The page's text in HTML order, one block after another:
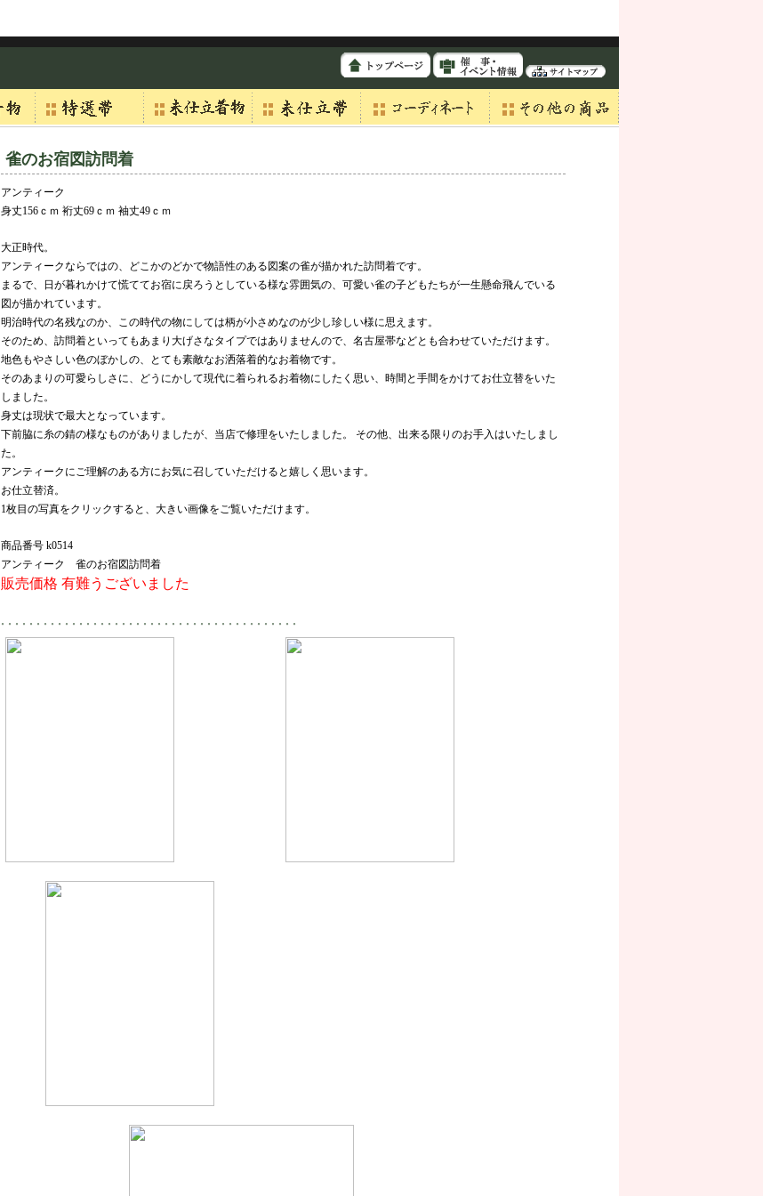
雀のお宿図訪問着
アンティーク
身丈156ｃｍ 裄丈69ｃｍ 袖丈49ｃｍ
大正時代。
アンティークならではの、どこかのどかで物語性のある図案の雀が描かれた訪問着です。
まるで、日が暮れかけて慌ててお宿に戻ろうとしている様な雰囲気の、可愛い雀の子どもたちが一生懸命飛んでいる
図が描かれています。
明治時代の名残なのか、この時代の物にしては柄が小さめなのが少し珍しい様に思えます。
そのため、訪問着といってもあまり大げさなタイプではありませんので、名古屋帯などとも合わせていただけます。
地色もやさしい色のぼかしの、とても素敵なお洒落着的なお着物です。
そのあまりの可愛らしさに、どうにかして現代に着られるお着物にしたく思い、時間と手間をかけてお仕立替をいた
しました。
身丈は現状で最大となっています。
下前脇に糸の錆の様なものがありましたが、当店で修理をいたしました。 その他、出来る限りのお手入はいたしまし
た。
アンティークにご理解のある方にお気に召していただけると嬉しく思います。
お仕立替済。
1枚目の写真をクリックすると、大きい画像をご覧いただけます。
商品番号 k0514
アンティーク 雀のお宿図訪問着
販売価格 有難うございました